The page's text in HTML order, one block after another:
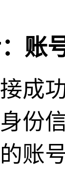
账
成
份
账